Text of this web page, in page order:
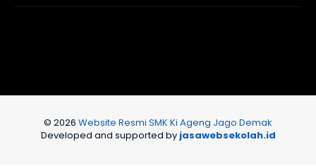
© 2026 Website Resmi SMK Ki Ageng Jago Demak
Developed and supported by jasawebsekolah.id